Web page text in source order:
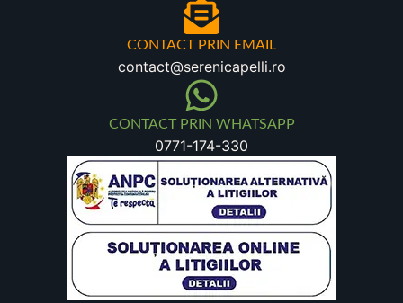
CONTACT PRIN EMAIL
contact@serenicapelli.ro
CONTACT PRIN WHATSAPP
0771-174-330